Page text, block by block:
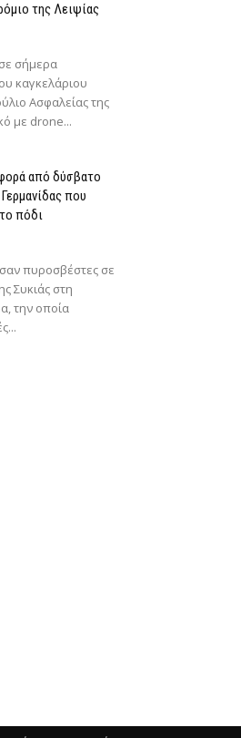
της Λειψίας
σήμερα
καγκελάριου
Ασφαλείας της
με drone...
από δύσβατο
που
πόδι
πυροσβέστες σε
Συκιάς στη
την οποία